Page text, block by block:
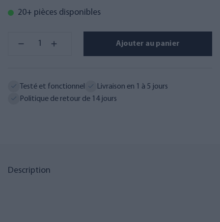
20+ pièces disponibles
Ajouter au panier
Testé et fonctionnel
Livraison en 1 à 5 jours
Politique de retour de 14 jours
Description